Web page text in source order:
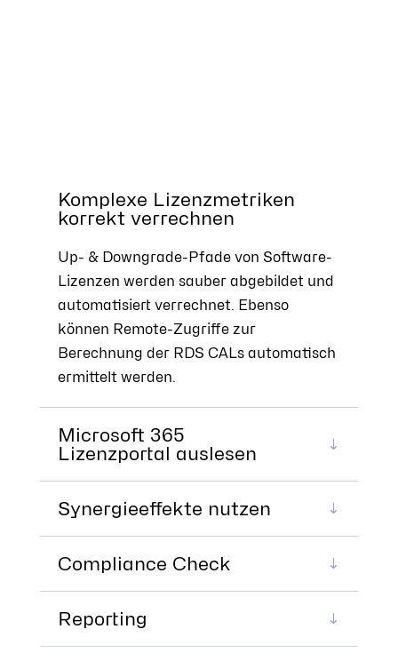
Komplexe Lizenzmetriken
korrekt verrechnen
Up- & Downgrade-Pfade von Software-
Lizenzen werden sauber abgebildet und
automatisiert verrechnet. Ebenso
können Remote-Zugriffe zur
Berechnung der RDS CALs automatisch
ermittelt werden.
Microsoft 365
Lizenzportal auslesen
Synergieeffekte nutzen
Compliance Check
Reporting